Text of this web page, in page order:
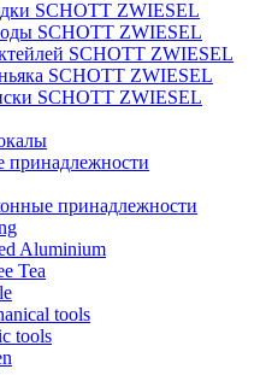
SCHOTT ZWIESEL
SCHOTT ZWIESEL
SCHOTT ZWIESEL
SCHOTT ZWIESEL
SCHOTT ZWIESEL
принадлежности
принадлежности
Aluminium
Tea
tools
tools